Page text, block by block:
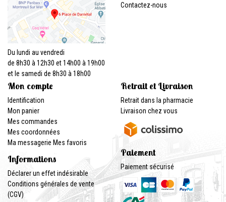
Du lundi au vendredi
de 8h30 à 12h30 et 14h00 à 19h00
et le samedi de 8h30 à 18h00
Contactez-nous
Mon compte
Identification
Mon panier
Mes commandes
Mes coordonnées
Ma messagerie Mes favoris
Informations
Déclarer un effet indésirable
Conditions générales de vente
(CGV)
Retrait et Livraison
Retrait dans la pharmacie
Livraison chez vous
Paiement
Paiement sécurisé